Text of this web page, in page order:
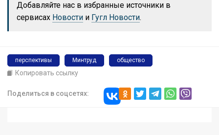
Добавляйте нас в избранные источники в
сервисах Новости и Гугл Новости.
перспективы Минтруд общество
Копировать ссылку
Поделиться в соцсетях: